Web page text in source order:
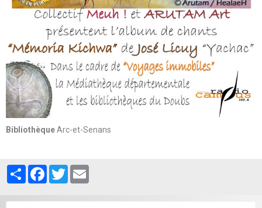
BibliothèqueArc-et-Senans
PartagerFacebook
Twitter